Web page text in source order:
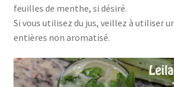
feuilles de menthe, si désiré.
Si vous utilisez du jus, veillez à utiliser
entières non aromatisé.